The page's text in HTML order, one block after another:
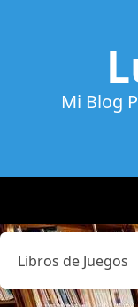
Mi Blog
Libros de Juegos